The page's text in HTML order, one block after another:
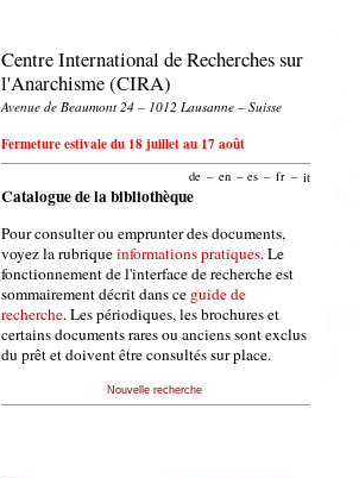
Centre International de Recherches sur
l'Anarchisme (CIRA)
Avenue de Beaumont 24 – 1012 Lausanne – Suisse
Fermeture estivale du 18 juillet au 17 août
de – en – es – fr – it
Catalogue de la bibliothèque
Pour consulter ou emprunter des documents,
voyez la rubriqueinformations pratiques. Le
fonctionnement de l'interface de recherche est
sommairement décrit dans ce guide de
recherche. Les périodiques, les brochures et
certains documents rares ou anciens sont exclus
du prêt et doivent être consultés sur place.
Nouvelle recherche